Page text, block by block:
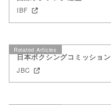
IBF
Related Articles
日本ボクシングコミッション
JBC